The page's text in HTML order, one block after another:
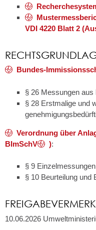
VDI 4220 Blatt 2
Bundes-
§ 26 Messungen
§ 28 Erstmalige und
Verordnung über
BImSchV
):
§ 9 Einzelmessungen
§ 10 Beurteilung und
FREIGABEVERMERK
10.06.2026